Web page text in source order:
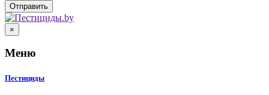
×
Меню
Пестициды